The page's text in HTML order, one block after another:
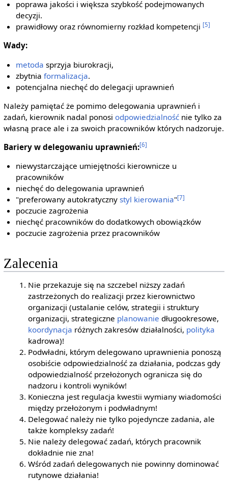
poprawa jakości i większa szybkość podejmowanych
decyzji.
prawidłowy oraz równomierny rozkład kompetencji [5]
Wady:
metoda sprzyja biurokracji,
zbytniaformalizacja.
potencjalna niechęć do delegacji uprawnień
Należy pamiętać że pomimo delegowania uprawnień i
zadań, kierownik nadal ponosi odpowiedzialnośćnie tylko za
własną prace ale i za swoich pracowników których nadzoruje.
Bariery w delegowaniu uprawnień:[6]
niewystarczające umiejętności kierownicze u
pracowników
niechęć do delegowania uprawnień
"preferowany autokratycznystyl kierowania"[7]
poczucie zagrożenia
niechęć pracowników do dodatkowych obowiązków
poczucie zagrożenia przez pracowników
Zalecenia
Nie przekazuje się na szczebel niższy zadań
zastrzeżonych do realizacji przez kierownictwo
organizacji (ustalanie celów, strategii i struktury
organizacji, strategiczne planowanie długookresowe,
koordynacja różnych zakresów działalności, polityka
kadrowa)!
Podwładni, którym delegowano uprawnienia ponoszą
osobiście odpowiedzialność za działania, podczas gdy
odpowiedzialność przełożonych ogranicza się do
nadzoru i kontroli wyników!
Konieczna jest regulacja kwestii wymiany wiadomości
między przełożonym i podwładnym!
Delegować należy nie tylko pojedyncze zadania, ale
także kompleksy zadań!
Nie należy delegować zadań, których pracownik
dokładnie nie zna!
Wśród zadań delegowanych nie powinny dominować
rutynowe działania!